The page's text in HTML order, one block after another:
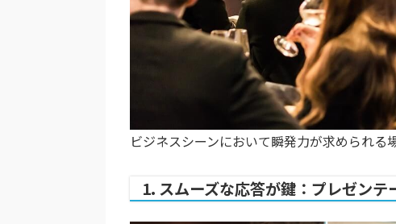
ビジネスシーンにおいて瞬発力が求められる
1. スムーズな応答が鍵：プレゼン